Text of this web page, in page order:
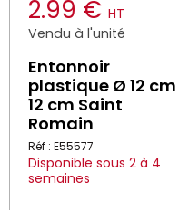
2.99 € HT
Vendu à l'unité
Entonnoir
plastique Ø 12 cm
12 cm Saint
Romain
Réf : E55577
Disponible sous 2 à 4
semaines